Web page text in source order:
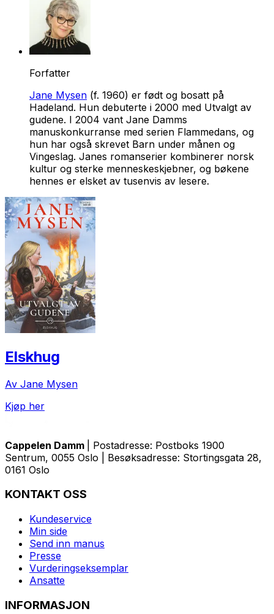
Forfatter
Jane Mysen (f. 1960) er født og bosatt på
Hadeland. Hun debuterte i 2000 med Utvalgt av
gudene. I 2004 vant Jane Damms
manuskonkurranse med serien Flammedans, og
hun har også skrevet Barn under månen og
Vingeslag. Janes romanserier kombinerer norsk
kultur og sterke menneskeskjebner, og bøkene
hennes er elsket av tusenvis av lesere.
Elskhug
Av Jane Mysen
Kjøp her
Cappelen Damm
| Postadresse: Postboks 1900
Sentrum, 0055 Oslo | Besøksadresse: Stortingsgata 28,
0161 Oslo
KONTAKT OSS
Kundeservice
Min side
Send inn manus
Presse
Vurderingseksemplar
Ansatte
INFORMASJON